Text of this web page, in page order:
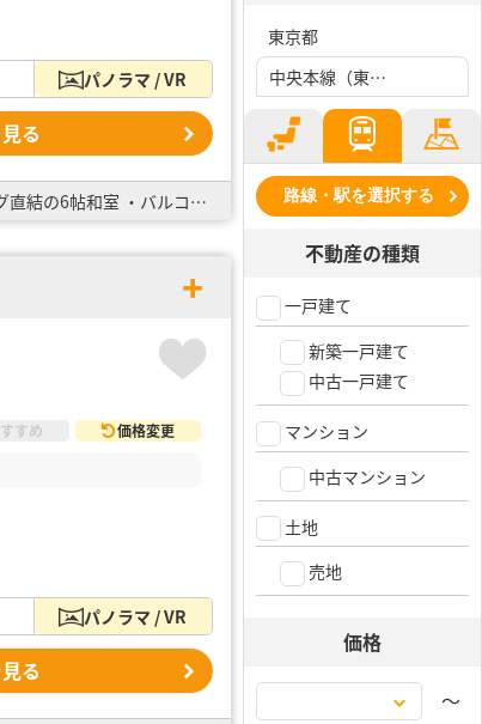
パノラマ / VR
る
全棟太陽光パネル標準搭載！ ・整形地の整った区画が立ち並びます！ ・キッズスペースとして活用できるリビング直結の6帖和室 ・バルコニーは屋根付きで突然の雨も心配無用！ 広々バルコニーでテーブルセ…
すめ 価格変更
パノラマ / VR
る
東京都
中央本線（東日本）、八王子駅
路線・駅を選択する
不動産の種類
一戸建て
新築一戸建て
中古一戸建て
マンション
中古マンション
土地
売地
価格
〜